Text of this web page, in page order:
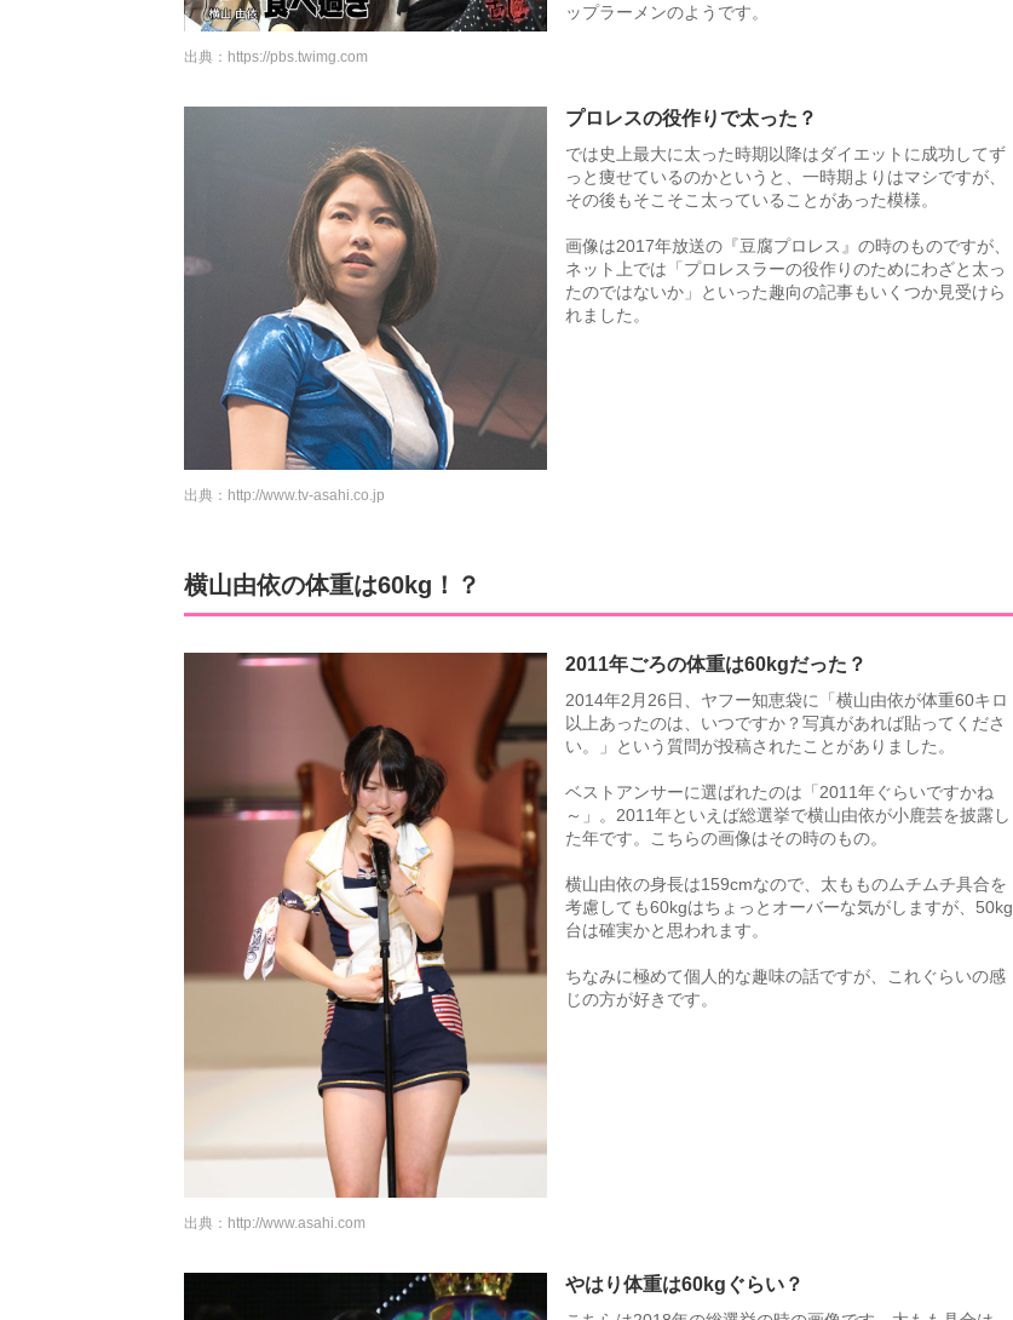
ップラーメンのようです。
出典： https://pbs.twimg.com
プロレスの役作りで太った？
では史上最大に太った時期以降はダイエットに成功してず
っと痩せているのかというと、一時期よりはマシですが、
その後もそこそこ太っていることがあった模様。
画像は2017年放送の『豆腐プロレス』の時のものですが、
ネット上では「プロレスラーの役作りのためにわざと太っ
たのではないか」といった趣向の記事もいくつか見受けら
れました。
出典： http://www.tv-asahi.co.jp
横山由依の体重は60kg！？
2011年ごろの体重は60kgだった？
2014年2月26日、ヤフー知恵袋に「横山由依が体重60キロ
以上あったのは、いつですか？写真があれば貼ってくださ
い。」という質問が投稿されたことがありました。
ベストアンサーに選ばれたのは「2011年ぐらいですかね
～」。2011年といえば総選挙で横山由依が小鹿芸を披露し
た年です。こちらの画像はその時のもの。
横山由依の身長は159cmなので、太もものムチムチ具合を
考慮しても60kgはちょっとオーバーな気がしますが、50kg
台は確実かと思われます。
ちなみに極めて個人的な趣味の話ですが、これぐらいの感
じの方が好きです。
出典： http://www.asahi.com
やはり体重は60kgぐらい？